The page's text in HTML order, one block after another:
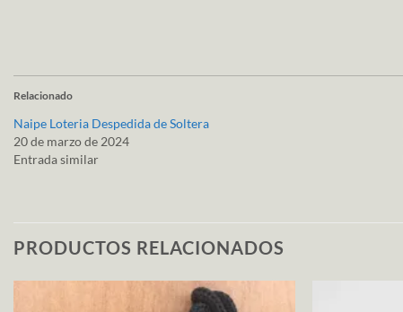
Relacionado
Naipe Loteria Despedida de Soltera
20 de marzo de 2024
Entrada similar
PRODUCTOS RELACIONADOS